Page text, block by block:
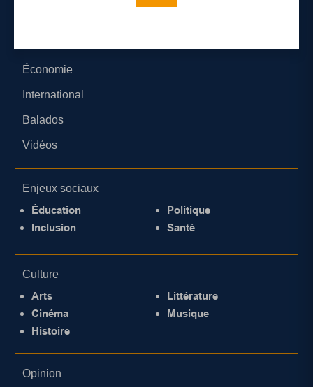
Économie
International
Balados
Vidéos
Enjeux sociaux
Éducation
Inclusion
Politique
Santé
Culture
Arts
Cinéma
Histoire
Littérature
Musique
Opinion